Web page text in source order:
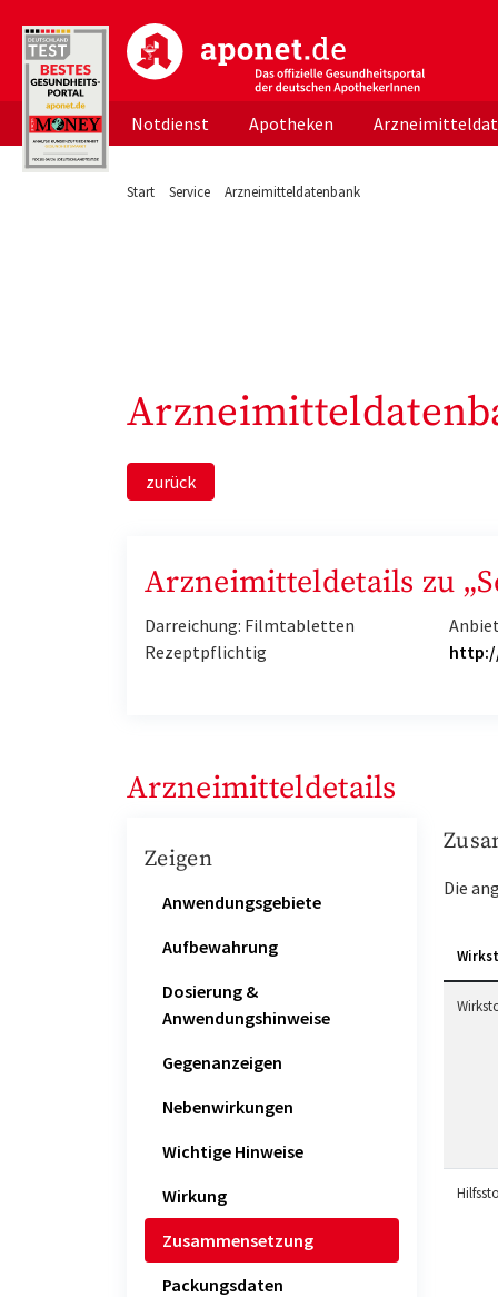
aponet.de - Das offizielle Gesundheitsportal
Notdienst Apotheken
Start Service Arzneimitteldatenbank
zurück
Arzneimitteldetails zu
Darreichung: Filmtabletten
Rezeptpflichtig
Arzneimitteldetails
Zeigen
Anwendungsgebiete
Aufbewahrung
Dosierung &
Anwendungshinweise
Gegenanzeigen
Nebenwirkungen
Wichtige Hinweise
Wirkung
Zusammensetzung
Packungsdaten
Die